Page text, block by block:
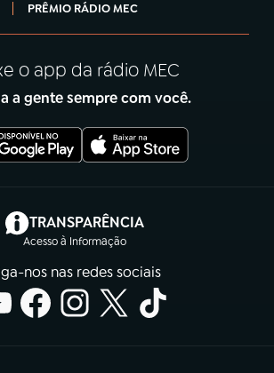
PRÊMIO RÁDIO MEC
o app da rádio MEC
a gente sempre com você.
TRANSPARÊNCIA
Acesso à Informação
(abre em nova aba)
nos nas redes sociais